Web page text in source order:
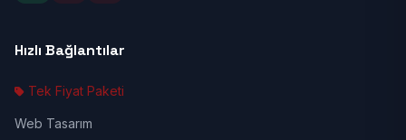
Hızlı Bağlantılar
Tek Fiyat Paketi
Web Tasarım